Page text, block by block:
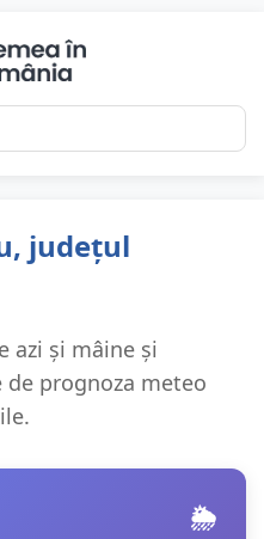
județul
azi și mâine și
prognoza meteo
🌦️